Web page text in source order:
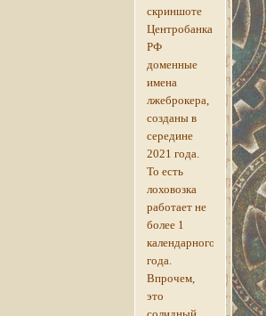
скриншоте
Центробанка
РФ
доменные
имена
лжеброкера,
созданы в
середине
2021 года.
То есть
лоховозка
работает не
более 1
календарного
года.
Впрочем,
это